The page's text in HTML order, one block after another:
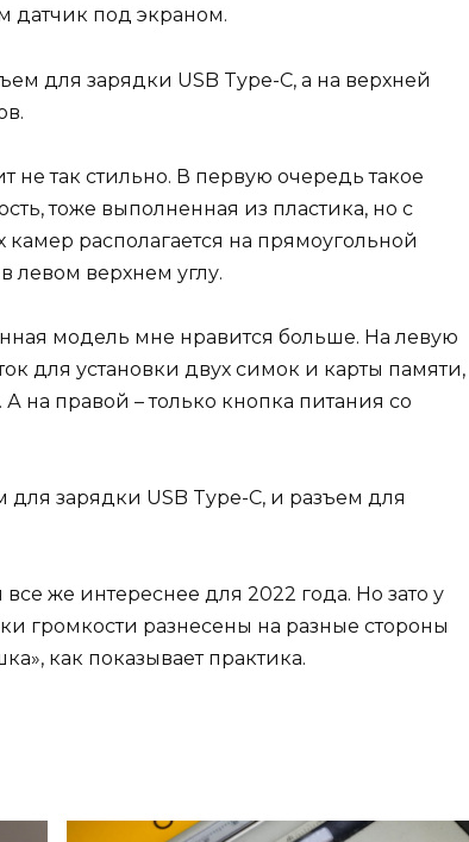
датчик под экраном.
для зарядки USB Type-C, а на верхней
не так стильно. В первую очередь такое
тоже выполненная из пластика, но с
располагается на прямоугольной
левом верхнем углу.
модель мне нравится больше. На левую
для установки двух симок и карты памяти,
на правой – только кнопка питания со
зарядки USB Type-C, и разъем для
же интереснее для 2022 года. Но зато у
громкости разнесены на разные стороны
как показывает практика.